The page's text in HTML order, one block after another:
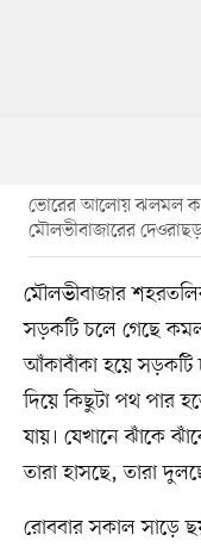
ভোরের আলোয় ঝলমল
মৌলভীবাজারের
মৌলভীবাজার
সড়কটি চলে গেছে
আঁকাবাঁকা হয়ে সড়কটি
দিয়ে কিছুটা পথ পার
যায়। যেখানে ঝাঁকে
তারা হাসছে, তারা
রোববার সকাল সাড়ে